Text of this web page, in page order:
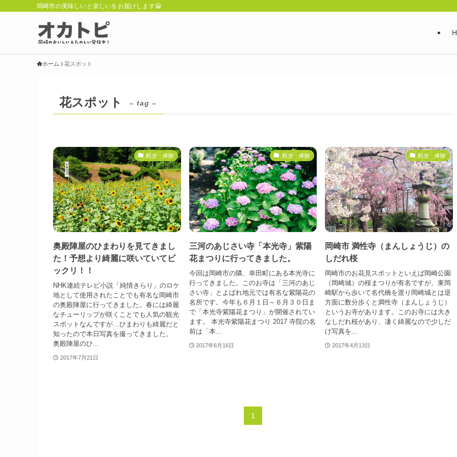
岡崎市の美味しいと楽しいをお届けします😀
ホーム 花スポット
花スポット – tag –
観光・体験
奥殿陣屋のひまわりを見てきまし
た！予想より綺麗に咲いていてビ
ックリ！！
NHK連続テレビ小説「純情きらり」のロケ
地として使用されたことでも有名な岡崎市
の奥殿陣屋に行ってきました。春には綺麗
なチューリップが咲くことでも人気の観光
スポットなんですが…ひまわりも綺麗だと
知ったので本日写真を撮ってきました。
奥殿陣屋のひ...
2017年7月21日
観光・体験
三河のあじさい寺「本光寺」紫陽
花まつりに行ってきました。
今回は岡崎市の隣、幸田町にある本光寺に
行ってきました。このお寺は「三河のあじ
さい寺」とよばれ地元では有名な紫陽花の
名所です。今年も６月１日～６月３０日ま
で「本光寺紫陽花まつり」が開催されてい
ます。 本光寺紫陽花まつり 2017 寺院の名
前は「本...
2017年6月16日
観光・体験
岡崎市 満性寺（まんしょうじ）の
しだれ桜
岡崎市のお花見スポットといえば岡崎公園
（岡崎城）の桜まつりが有名ですが、東岡
崎駅から歩いて名代橋を渡り岡崎城とは逆
方面に数分歩くと満性寺（まんしょうじ）
というお寺があります。このお寺には大き
なしだれ桜があり、凄く綺麗なので少しだ
け写真を...
2017年4月13日
1